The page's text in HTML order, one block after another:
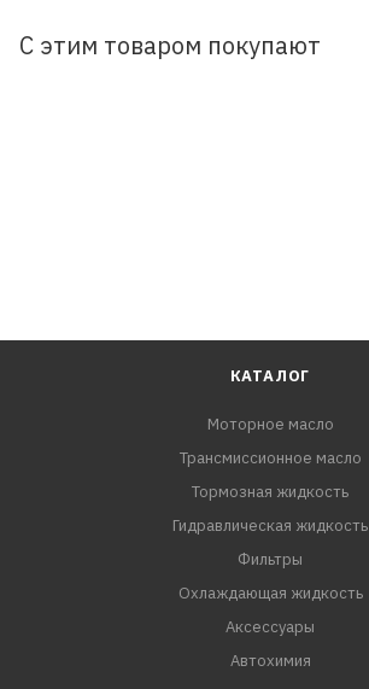
С этим товаром покупают
КАТАЛОГ
Моторное масло
Трансмиссионное масло
Тормозная жидкость
Гидравлическая жидкость
Фильтры
Охлаждающая жидкость
Аксессуары
Автохимия